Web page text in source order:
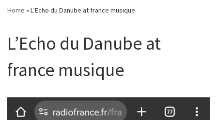
Home »L’Echo du Danube at france musique
L’Echo du Danube at
france musique